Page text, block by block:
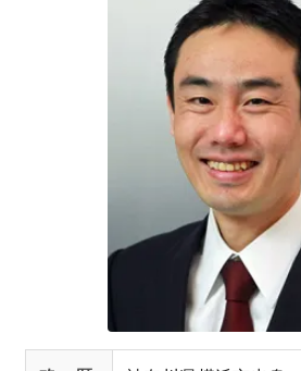
遺留分侵害額請求／遺留分減殺請求
相続人調査
寄与分・特別受益について
相続放棄・限定承認について
メールでのお問い
電話する（0120-